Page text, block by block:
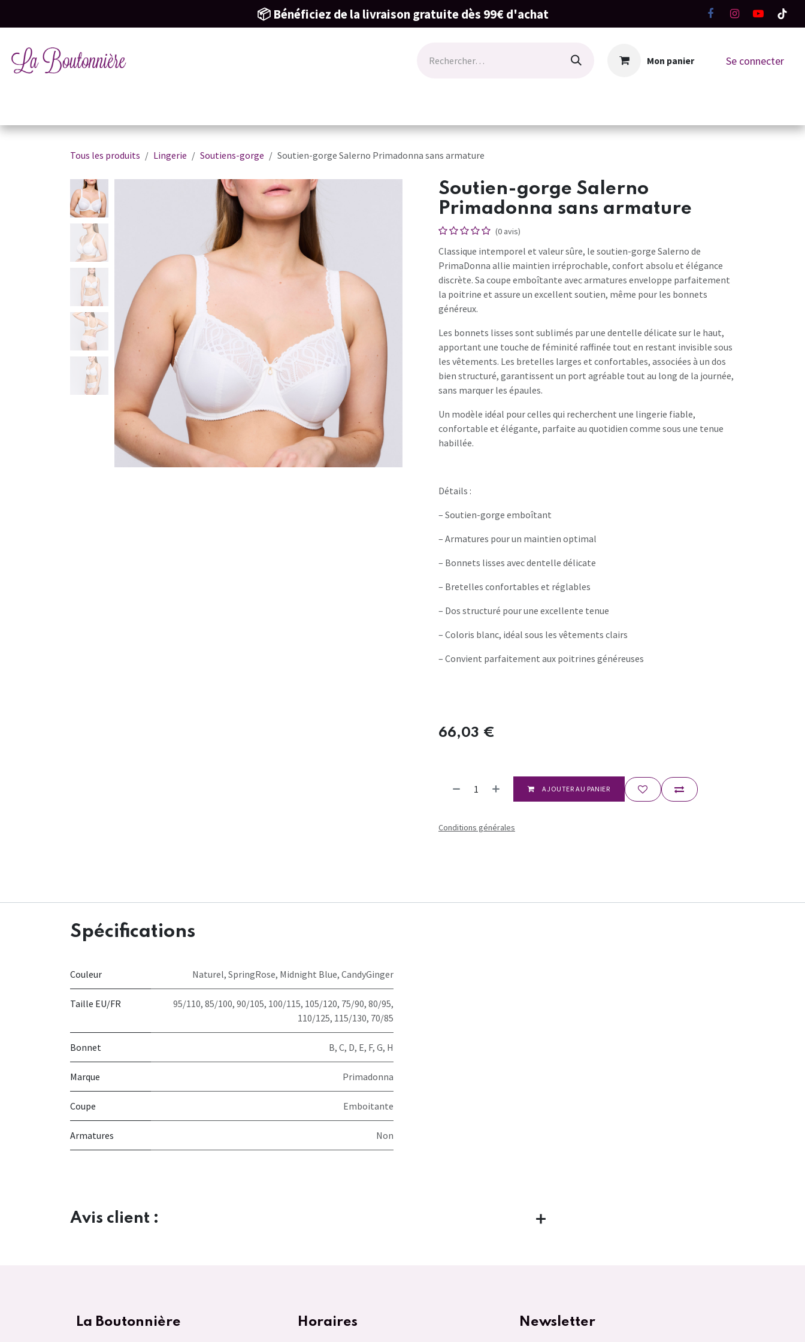
📦 Bénéficiez de la livraison gratuite dès 99€ d'achat
Mon panier Se connecter
Tous les produits Lingerie Soutiens-gorge Soutien-gorge Salerno Primadonna sans armature
Soutien-gorge Salerno
Primadonna sans armature
(0 avis)
Classique intemporel et valeur sûre, le soutien-gorge Salerno de
PrimaDonna allie maintien irréprochable, confort absolu et élégance
discrète. Sa coupe emboîtante avec armatures enveloppe parfaitement
la poitrine et assure un excellent soutien, même pour les bonnets
généreux.
Les bonnets lisses sont sublimés par une dentelle délicate sur le haut,
apportant une touche de féminité raffinée tout en restant invisible sous
les vêtements. Les bretelles larges et confortables, associées à un dos
bien structuré, garantissent un port agréable tout au long de la journée,
sans marquer les épaules.
Un modèle idéal pour celles qui recherchent une lingerie fiable,
confortable et élégante, parfaite au quotidien comme sous une tenue
habillée.
Détails :
– Soutien-gorge emboîtant
– Armatures pour un maintien optimal
– Bonnets lisses avec dentelle délicate
– Bretelles confortables et réglables
– Dos structuré pour une excellente tenue
– Coloris blanc, idéal sous les vêtements clairs
– Convient parfaitement aux poitrines généreuses
66,03 €
AJOUTER AU PANIER
Conditions générales
Spécifications
Couleur Naturel, SpringRose, Midnight Blue, CandyGinger
Taille EU/FR 95/110, 85/100, 90/105, 100/115, 105/120, 75/90, 80/95,
110/125, 115/130, 70/85
Bonnet B, C, D, E, F, G, H
Marque Primadonna
Coupe Emboitante
Armatures Non
Avis client :
La Boutonnière Horaires Newsletter